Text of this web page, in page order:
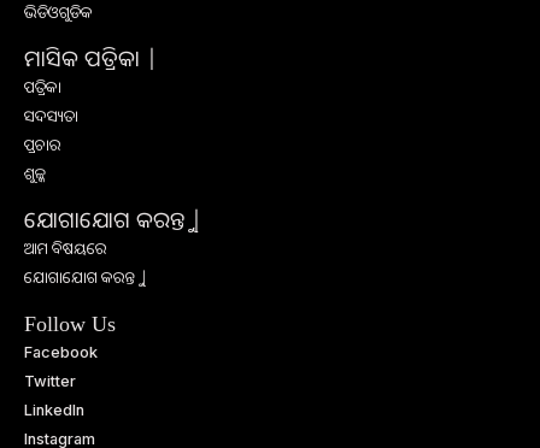
ଭିଡିଓଗୁଡିକ
ମାସିକ ପତ୍ରିକା |
ପତ୍ରିକା
ସଦସ୍ୟତା
ପ୍ରଚାର
ଶୁଳ୍କ
ଯୋଗାଯୋଗ କରନ୍ତୁ |
ଆମ ବିଷୟରେ
ଯୋଗାଯୋଗ କରନ୍ତୁ |
Follow Us
Facebook
Twitter
LinkedIn
Instagram